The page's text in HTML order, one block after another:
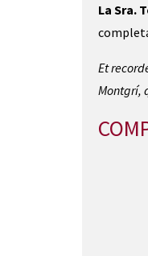
La Sra.
Et
Montgrí,